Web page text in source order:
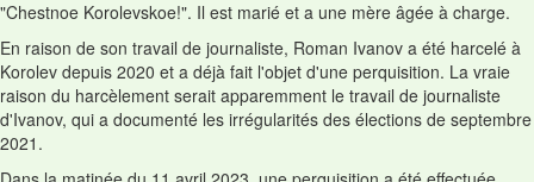
"Chestnoe Korolevskoe!". Il est marié et a une mère âgée à charge.
En raison de son travail de journaliste, Roman Ivanov a été harcelé à
Korolev depuis 2020 et a déjà fait l'objet d'une perquisition. La vraie
raison du harcèlement serait apparemment le travail de journaliste
d'Ivanov, qui a documenté les irrégularités des élections de septembre
2021.